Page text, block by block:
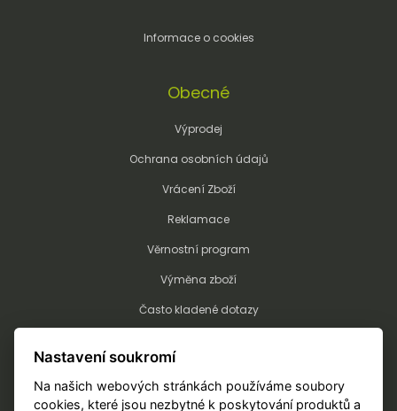
Informace o cookies
Obecné
Výprodej
Ochrana osobních údajů
Vrácení Zboží
Reklamace
Věrnostní program
Výměna zboží
Často kladené dotazy
Objednání potisku/výšivky
Nastavení soukromí
Na našich webových stránkách používáme soubory
cookies, které jsou nezbytné k poskytování produktů a